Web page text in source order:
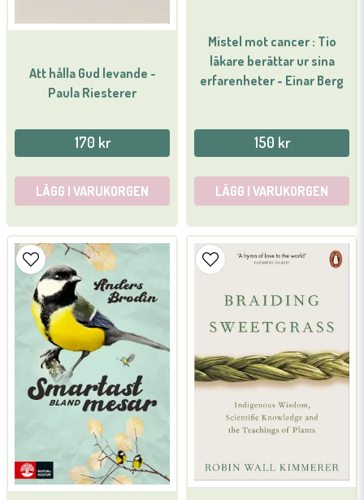
Att hålla Gud levande -
Paula Riesterer
170 kr
LÄGG I VARUKORGEN
Mistel mot cancer : Tio
läkare berättar ur sina
erfarenheter - Einar Berg
150 kr
LÄGG I VARUKORGEN